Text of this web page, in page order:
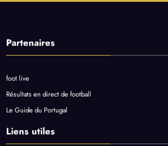
Partenaires
foot live
Résultats en direct de football
Le Guide du Portugal
Liens utiles